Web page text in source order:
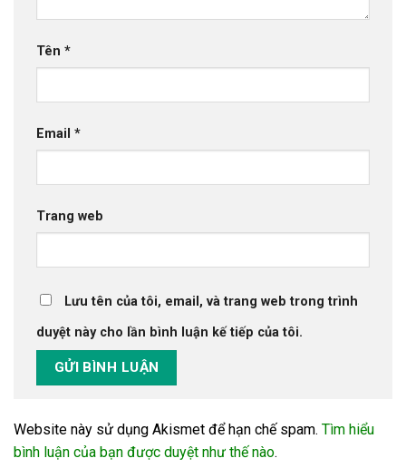
Tên *
Email *
Trang web
Lưu tên của tôi, email, và trang web trong trình
duyệt này cho lần bình luận kế tiếp của tôi.
Website này sử dụng Akismet để hạn chế spam. Tìm hiểu
bình luận của bạn được duyệt như thế nào.